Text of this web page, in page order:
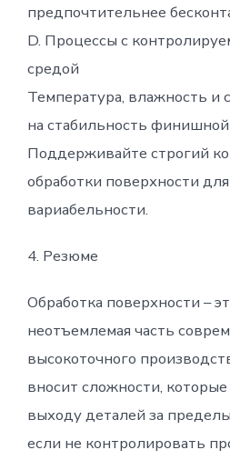
предпочтительнее
D. Процессы с
средой
Температура, влажность и
на стабильность финишной
Поддерживайте строгий
обработки поверхности
вариабельности.
4. Резюме
Обработка поверхности –
неотъемлемая часть
высокоточного
вносит сложности,
выходу деталей за
если не контролировать